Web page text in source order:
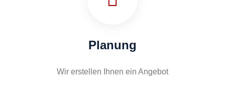
Planung
Wir erstellen Ihnen ein Angebot